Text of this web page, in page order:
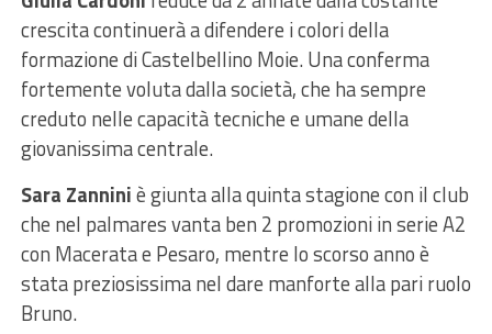
crescita continuerà a difendere i colori della
formazione di Castelbellino Moie. Una conferma
fortemente voluta dalla società, che ha sempre
creduto nelle capacità tecniche e umane della
giovanissima centrale.
Sara Zanniniè giunta alla quinta stagione con il club
che nel palmares vanta ben 2 promozioni in serie A2
con Macerata e Pesaro, mentre lo scorso anno è
stata preziosissima nel dare manforte alla pari ruolo
Bruno.